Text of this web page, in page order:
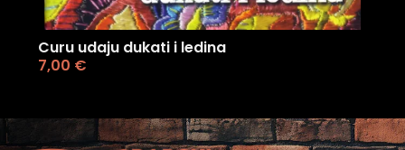
Curu udaju dukati i ledina
7,00 €